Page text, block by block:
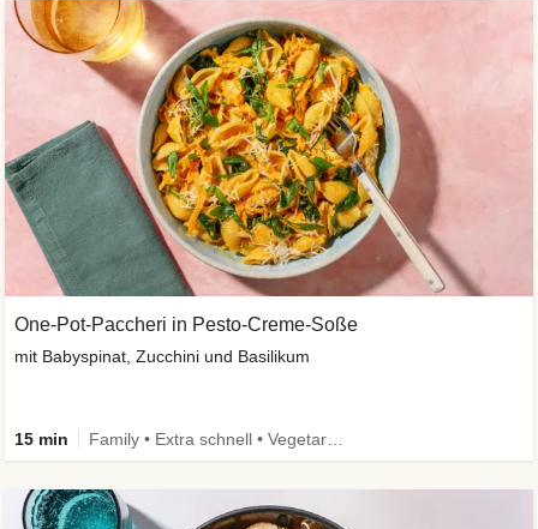
One-Pot-Paccheri in Pesto-Creme-Soße
mit Babyspinat, Zucchini und Basilikum
15 min